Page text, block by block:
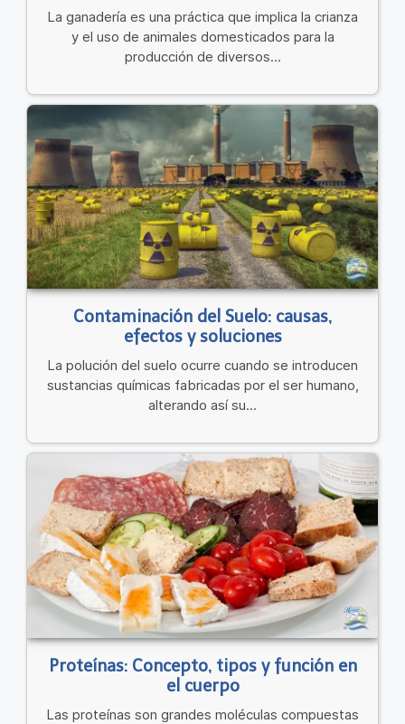
La ganadería es una práctica que implica la crianza
y el uso de animales domesticados para la
producción de diversos...
Contaminación del Suelo: causas,
efectos y soluciones
La polución del suelo ocurre cuando se introducen
sustancias químicas fabricadas por el ser humano,
alterando así su...
Proteínas: Concepto, tipos y función en
el cuerpo
Las proteínas son grandes moléculas compuestas